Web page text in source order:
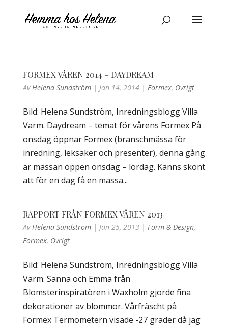
FORMEX VÅREN 2014 – DAYDREAM
AvHelena Sundström| Jan 14, 2014| Formex, Övrigt
Bild: Helena Sundström, Inredningsblogg Villa
Varm. Daydream – temat för vårens Formex På
onsdag öppnar Formex (branschmässa för
inredning, leksaker och presenter), denna gång
är mässan öppen onsdag – lördag. Känns skönt
att för en dag få en massa...
RAPPORT FRÅN FORMEX VÅREN 2013
AvHelena Sundström| Jan 25, 2013| Form & Design,
Formex, Övrigt
Bild: Helena Sundström, Inredningsblogg Villa
Varm. Sanna och Emma från
Blomsterinspiratören i Waxholm gjorde fina
dekorationer av blommor. Vårfräscht på
Formex Termometern visade -27 grader då jag